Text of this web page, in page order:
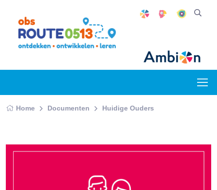
Home Documenten Huidige Ouders